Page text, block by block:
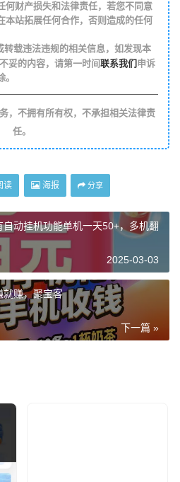
何财产损失和法律责任，若您不同意
本站拓展任何合作，否则造成的任何
载违法违规的相关信息，如发现本
妥的内容，请第一时间联系我们申诉
，不拥有所有权，不承担相关法律责
任。
读 海报 分享
动挂机功能单机一天50+，多机翻
2025-03-03
就赚，聚宝客
下一篇 »